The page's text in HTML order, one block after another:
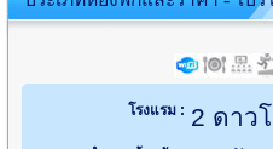
โรงแรม : 2 ดาว